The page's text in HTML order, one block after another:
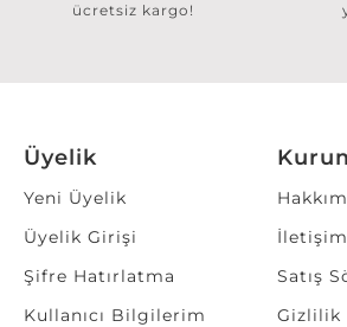
ücretsiz kargo!
Üyelik
Yeni Üyelik
Üyelik Girişi
Şifre Hatırlatma
Kullanıcı Bilgilerim
İletişim
Satış